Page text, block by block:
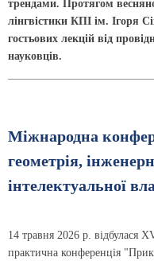
трендами. Протягом
лінгвістики КПІ ім. Ігоря
гостьових лекцій від
науковців.
Міжнародна
геометрія,
інтелектуальної
14 травня 2026 р. відбулася
практична конференція